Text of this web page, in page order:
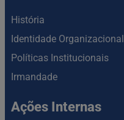
História
Identidade Organizacional
Políticas Institucionais
Irmandade
Ações Internas